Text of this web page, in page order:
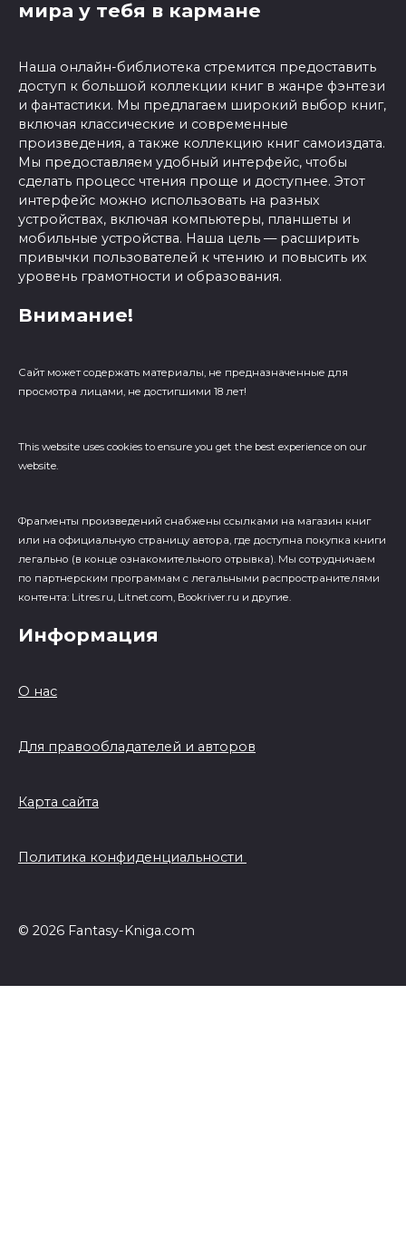
мира у тебя в кармане
Наша онлайн-библиотека стремится предоставить
доступ к большой коллекции книг в жанре фэнтези
и фантастики. Мы предлагаем широкий выбор книг,
включая классические и современные
произведения, а также коллекцию книг самоиздата.
Мы предоставляем удобный интерфейс, чтобы
сделать процесс чтения проще и доступнее. Этот
интерфейс можно использовать на разных
устройствах, включая компьютеры, планшеты и
мобильные устройства. Наша цель — расширить
привычки пользователей к чтению и повысить их
уровень грамотности и образования.
Внимание!
Сайт может содержать материалы, не предназначенные для
просмотра лицами, не достигшими 18 лет!
This website uses cookies to ensure you get the best experience on our
website.
Фрагменты произведений cнабжены ссылками на магазин книг
или на официальную страницу автора, где доступна покупка книги
легально (в конце ознакомительного отрывка). Мы сотрудничаем
по партнерским программам с легальными распространителями
контента: Litres.ru, Litnet.com, Bookriver.ru и другие.
Информация
О нас
Для правообладателей и авторов
Карта сайта
Политика конфиденциальности
© 2026 Fantasy-Kniga.com